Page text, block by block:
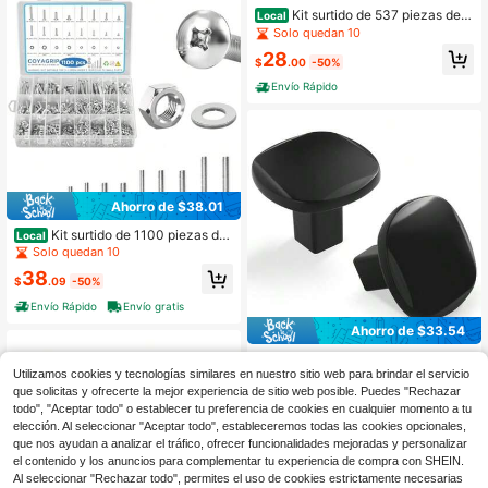
Ahorro de $38.01
Local Kit surtido de 1100 piezas de
tuercas y tornillos, tornillos de máqu
ina con cabeza M3 M4 M5 M6, jue
go surtido con estuche de almacen
ercas y arandelas planas
Solo quedan 10
$38.09 -50%
Envío Rápido
Envío gratis
Local Kit surtido de 537 piezas de t
ornillos, tornillos de máquina métric
os, tuercas de cabeza plana, arand
elas, acero inoxidable 304 para rep
e pared eléctricos
Solo quedan 10
$28.00 -50%
Envío Rápido
Ahorro de $33.54
e Gabinete S Cajón S Modernos de
Agujero Único Tiradores de Gabinet
e de Cocina Sólidos Herrajes Tirado
res de Cajón Tiradores para Cómod
a, Diámetro 1.26 Pulgadas
Solo quedan 10
$33.56 -50%
Envío Rápido
Envío gratis
Utilizamos cookies y tecnologías similares en nuestro sitio web para brindar el servicio
que solicitas y ofrecerte la mejor experiencia de sitio web posible. Puedes "Rechazar
todo", "Aceptar todo" o establecer tu preferencia de cookies en cualquier momento a tu
elección. Al seleccionar "Aceptar todo", estableceremos todas las cookies opcionales,
que nos ayudan a analizar el tráfico, ofrecer funcionalidades mejoradas y personalizar
el contenido y los anuncios para complementar tu experiencia de compra con SHEIN.
Al seleccionar "Rechazar todo", permites el uso de cookies estrictamente necesarias